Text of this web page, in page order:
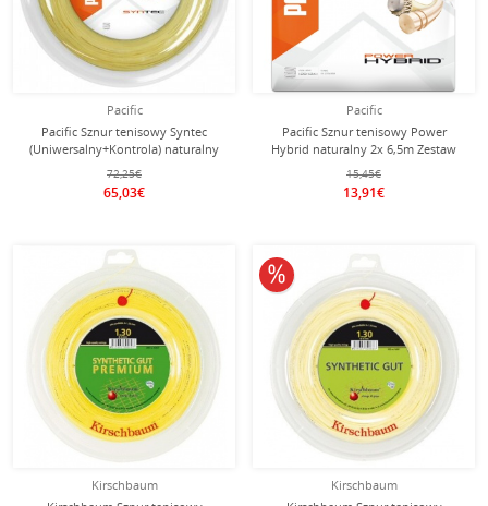
Pacific
Pacific Sznur tenisowy Syntec
(Uniwersalny+Kontrola) naturalny
200m rolka
72,25€
65,03€
Pacific
Pacific Sznur tenisowy Power
Hybrid naturalny 2x 6,5m Zestaw
15,45€
13,91€
Kirschbaum
Kirschbaum
10% obniżone